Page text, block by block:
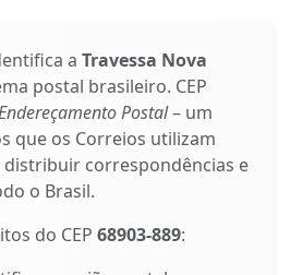
a Travessa Nova
postal brasileiro. CEP
Postal– um
que os Correios utilizam
correspondências e
o Brasil.
do CEP 68903-889: